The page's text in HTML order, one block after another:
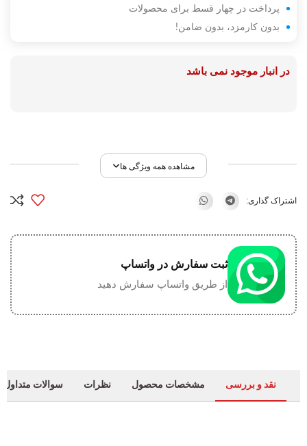
پرداخت در چهار قسط برای محصولات
بدون کارمزد، بدون ضامن!
در انبار موجود نمی باشد
مشاهده همه ویژگی ها
اشتراک گذاری:
ثبت سفارش در واتساپ
از طریق واتساپ سفارش دهید
نقد و بررسی مشخصات محصول نظرات سوالات متداول